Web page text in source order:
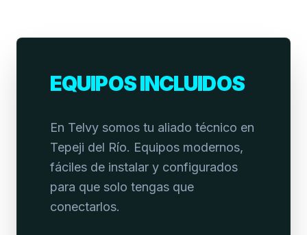
EQUIPOS INCLUIDOS
En Telvy somos tu aliado técnico en
Tepeji del Río. Equipos modernos,
fáciles de instalar y configurados
para que solo tengas que
conectarlos.